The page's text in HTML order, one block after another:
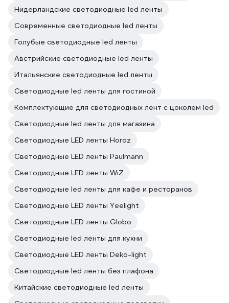
Нидерландские светодиодные led ленты
Современные светодиодные led ленты
Голубые светодиодные led ленты
Австрийские светодиодные led ленты
Итальянские светодиодные led ленты
Светодиодные led ленты для гостиной
Комплектующие для светодиодных лент с цоколем led
Светодиодные led ленты для магазина
Светодиодные LED ленты Horoz
Светодиодные LED ленты Paulmann
Светодиодные LED ленты WiZ
Светодиодные led ленты для кафе и ресторанов
Светодиодные LED ленты Yeelight
Светодиодные LED ленты Globo
Светодиодные led ленты для кухни
Светодиодные LED ленты Deko-light
Светодиодные led ленты без плафона
Китайские светодиодные led ленты